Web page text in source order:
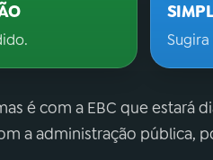
é com a EBC que estará
a administração pública,